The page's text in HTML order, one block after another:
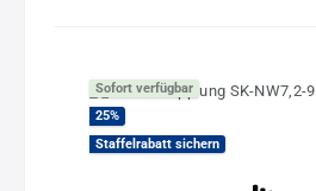
Sofort verfügbar
25%
Staffelrabatt sichern